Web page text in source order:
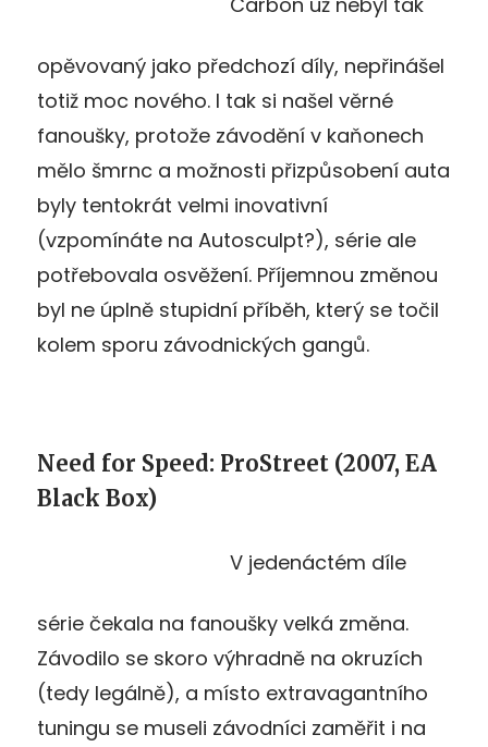
opěvovaný jako předchozí díly, nepřinášel
totiž moc nového. I tak si našel věrné
fanoušky, protože závodění v kaňonech
mělo šmrnc a možnosti přizpůsobení auta
byly tentokrát velmi inovativní
(vzpomínáte na Autosculpt?), série ale
potřebovala osvěžení. Příjemnou změnou
byl ne úplně stupidní příběh, který se točil
kolem sporu závodnických gangů.
Need for Speed: ProStreet (2007, EA
Black Box)
V jedenáctém díle
série čekala na fanoušky velká změna.
Závodilo se skoro výhradně na okruzích
(tedy legálně), a místo extravagantního
tuningu se museli závodníci zaměřit i na